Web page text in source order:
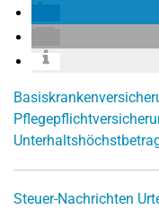
Steuer-Nachrichten